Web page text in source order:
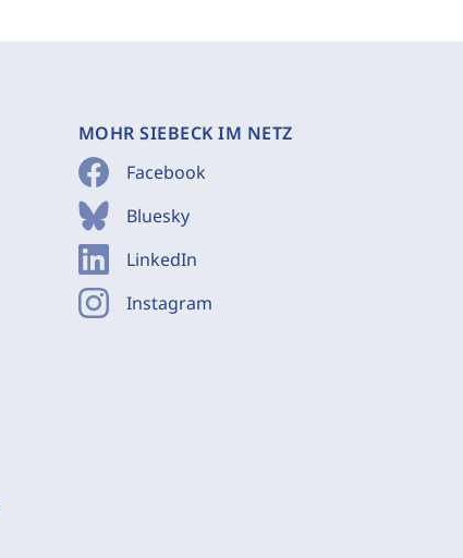
MOHR SIEBECK IM NETZ
Facebook
Bluesky
LinkedIn
Instagram